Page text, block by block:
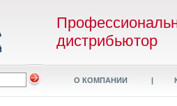
дистрибьютор
О КОМПАНИИ |